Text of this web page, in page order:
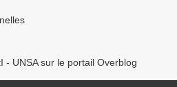
- UNSA sur le portail Overblog